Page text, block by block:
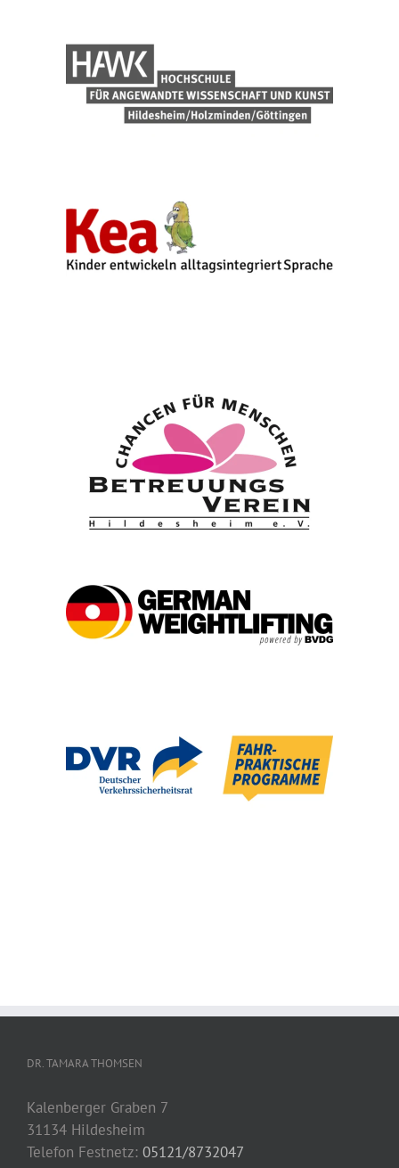
DR. TAMARA THOMSEN
Kalenberger Graben 7
31134 Hildesheim
Telefon Festnetz: 05121/8732047